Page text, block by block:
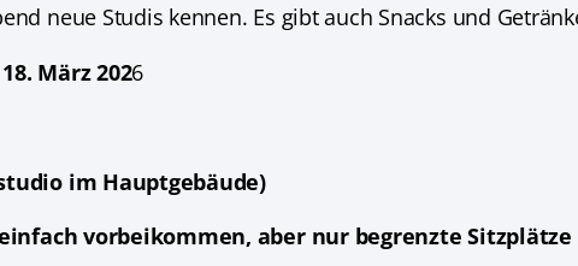
neue Studis kennen. Es gibt auch Snacks und
März 2026
im Hauptgebäude)
vorbeikommen, aber nur begrenzte Sitzplätze